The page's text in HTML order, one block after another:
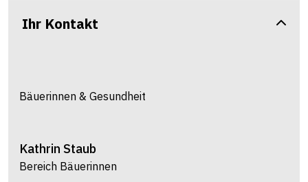
Ihr Kontakt
Bäuerinnen & Gesundheit
Kathrin Staub
Bereich Bäuerinnen